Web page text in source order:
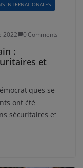
INTERNATIONALES
2022 0 Comments
:
et
se
ont été
sécuritaires et